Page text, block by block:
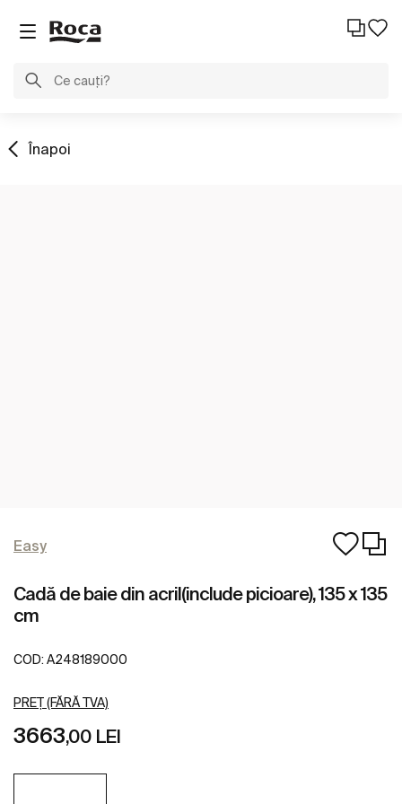
Înapoi
Easy
Cadă de baie din acril(include picioare), 135 x 135
cm
COD: A248189000
PREȚ (FĂRĂ TVA)
3663,00 LEI